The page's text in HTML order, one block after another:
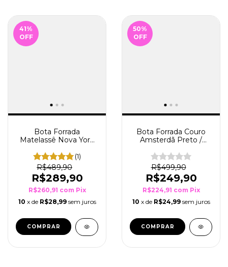
41%
OFF
Bota Forrada
Matelassê Nova York
(1)
R$489,90
R$289,90
R$260,91 com Pix
10 x de R$28,99 sem juros
COMPRAR
50%
OFF
Bota Forrada Couro
Amsterdã Preto /
R$499,90
R$249,90
R$224,91 com Pix
10 x de R$24,99 sem juros
COMPRAR